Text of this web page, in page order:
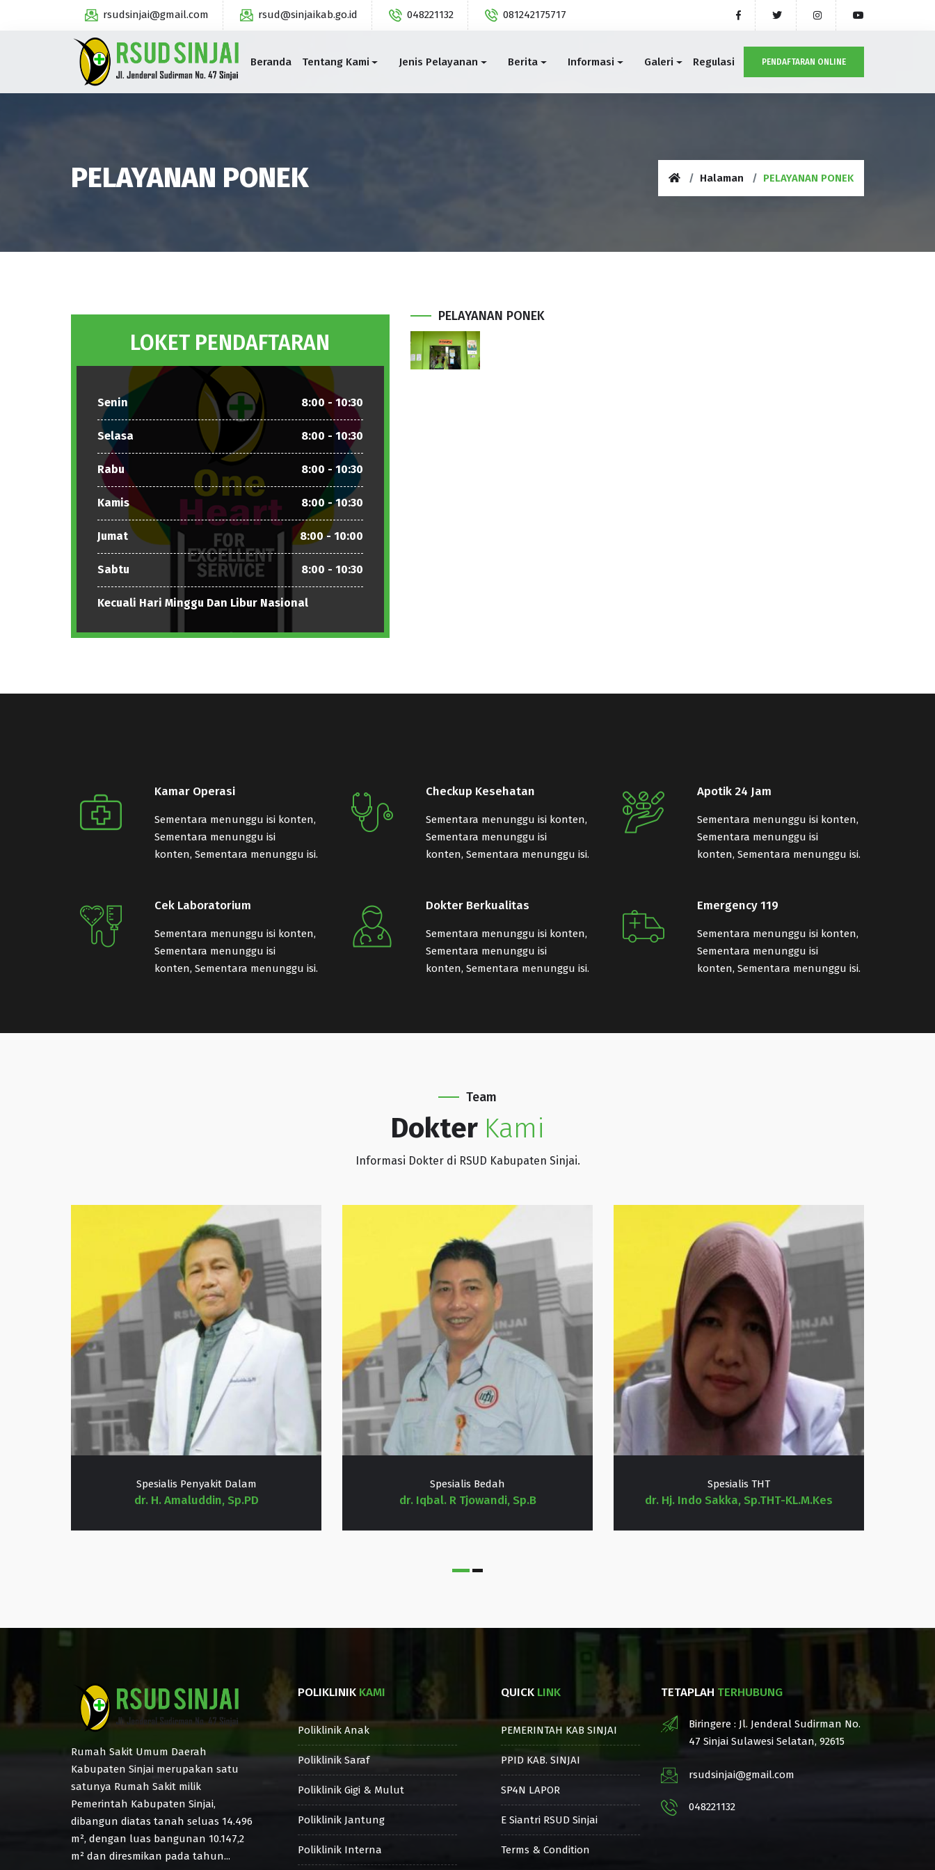
rsudsinjai@gmail.com rsud@sinjaikab.go.id 048221132 081242175717
Beranda Tentang Kami Jenis Pelayanan Berita Informasi Galeri Regulasi PENDAFTARAN ONLINE
PELAYANAN PONEK Halaman PELAYANAN PONEK
LOKET PENDAFTARAN
Senin 8:00 - 10:30
Selasa 8:00 - 10:30
Rabu 8:00 - 10:30
Kamis 8:00 - 10:30
Jumat 8:00 - 10:00
Sabtu 8:00 - 10:30
Kecuali Hari Minggu Dan Libur Nasional
PELAYANAN PONEK
Kamar Operasi
Sementara menunggu isi konten,
Sementara menunggu isi
konten, Sementara menunggu isi.
Checkup Kesehatan
Sementara menunggu isi konten,
Sementara menunggu isi
konten, Sementara menunggu isi.
Apotik 24 Jam
Sementara menunggu isi konten,
Sementara menunggu isi
konten, Sementara menunggu isi.
Cek Laboratorium
Sementara menunggu isi konten,
Sementara menunggu isi
konten, Sementara menunggu isi.
Dokter Berkualitas
Sementara menunggu isi konten,
Sementara menunggu isi
konten, Sementara menunggu isi.
Emergency 119
Sementara menunggu isi konten,
Sementara menunggu isi
konten, Sementara menunggu isi.
Team
Dokter Kami
Informasi Dokter di RSUD Kabupaten Sinjai.
Spesialis Penyakit Dalam
dr. H. Amaluddin, Sp.PD
Spesialis Bedah
dr. Iqbal. R Tjowandi, Sp.B
Spesialis THT
dr. Hj. Indo Sakka, Sp.THT-KL.M.Kes
Rumah Sakit Umum Daerah
Kabupaten Sinjai merupakan satu
satunya Rumah Sakit milik
Pemerintah Kabupaten Sinjai,
dibangun diatas tanah seluas 14.496
m², dengan luas bangunan 10.147,2
m² dan diresmikan pada tahun...
POLIKLINIK KAMI
Poliklinik Anak
Poliklinik Saraf
Poliklinik Gigi & Mulut
Poliklinik Jantung
Poliklinik Interna
QUICK LINK
PEMERINTAH KAB SINJAI
PPID KAB. SINJAI
SP4N LAPOR
E Siantri RSUD Sinjai
Terms & Condition
TETAPLAH TERHUBUNG
Biringere : Jl. Jenderal Sudirman No.
47 Sinjai Sulawesi Selatan, 92615
rsudsinjai@gmail.com
048221132